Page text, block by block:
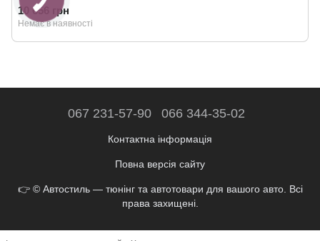
10 656 грн
Немає в наявності
067 231-57-90 066 344-35-02
Контактна інформація
Повна версія сайту
👉 © Автостиль — тюнінг та автотовари для вашого авто. Всі
права захищені.